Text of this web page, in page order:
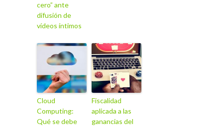
cero” ante
difusión de
vídeos íntimos
Cloud
Computing:
Qué se debe
Fiscalidad
aplicada a las
ganancias del